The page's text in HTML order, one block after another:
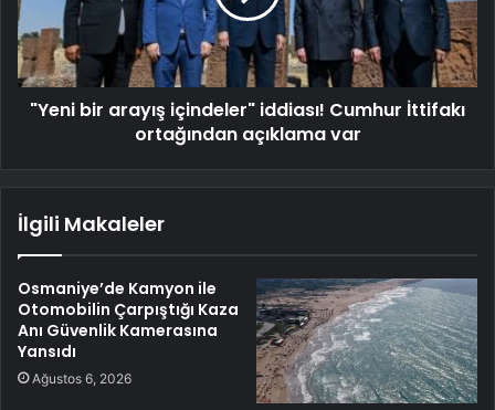
"Yeni bir arayış içindeler" iddiası! Cumhur İttifakı
ortağından açıklama var
İlgili Makaleler
Osmaniye’de Kamyon ile
Otomobilin Çarpıştığı Kaza
Anı Güvenlik Kamerasına
Yansıdı
Ağustos 6, 2026